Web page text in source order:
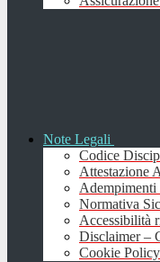
Note Legali
Codice
Attestazione
Normativa
Accessibilità
Disclaimer –
Cookie Policy